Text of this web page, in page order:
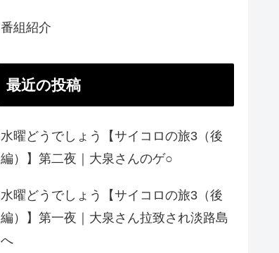
番組紹介
最近の投稿
水曜どうでしょう【サイコロの旅3（後
編）】第二夜｜大泉さんのゲ○
水曜どうでしょう【サイコロの旅3（後
編）】第一夜｜大泉さん拉致され淡路島
へ